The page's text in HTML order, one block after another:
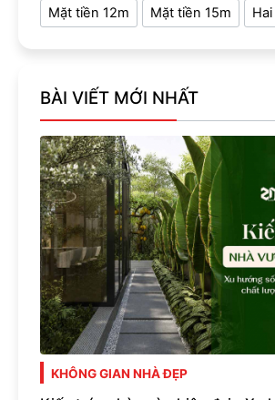
Mặt tiền 12m Mặt tiền 15m
BÀI VIẾT MỚI NHẤT
KHÔNG GIAN NHÀ ĐẸP